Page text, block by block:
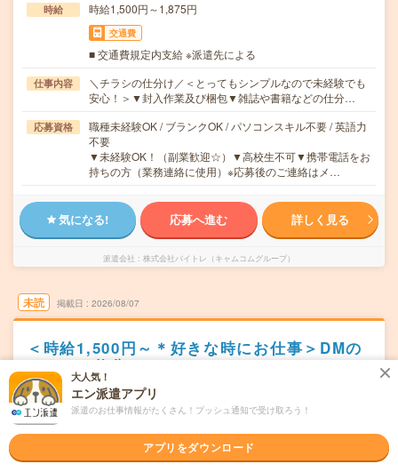
時給 時給1,500円～1,875円
交通費
■ 交通費規定内支給 ※派遣先による
仕事内容
＼チラシの仕分け／＜とってもシンプルなので未経験でも
安心！＞▼封入作業及び梱包▼雑誌や書籍などの仕分…
応募資格
職種未経験OK / ブランクOK / パソコンスキル不要 / 英語力
不要
▼未経験OK！（副業歓迎☆）▼高校生不可▼携帯電話をお
持ちの方（業務連絡に使用）※応募後のご連絡はメ…
気になる! 応募へ進む 詳しく見る
派遣会社 株式会社バイトレ（キャムコムグループ）
未読 掲載日 2026/08/07
＜時給1,500円～＊好きな時にお仕事＞DMの
モクモク仕分け
職種未経験OK 交通費別途支給あり
勤務地
浜松駅からバイク・車---分／新浜松駅からバイク・車---分
／遠州病院駅からバイク・車---分／自動車学校前駅からバ
大人気！
エン派遣アプリ
派遣のお仕事情報がたくさん！プッシュ通知で受け取ろう！
アプリをダウンロード